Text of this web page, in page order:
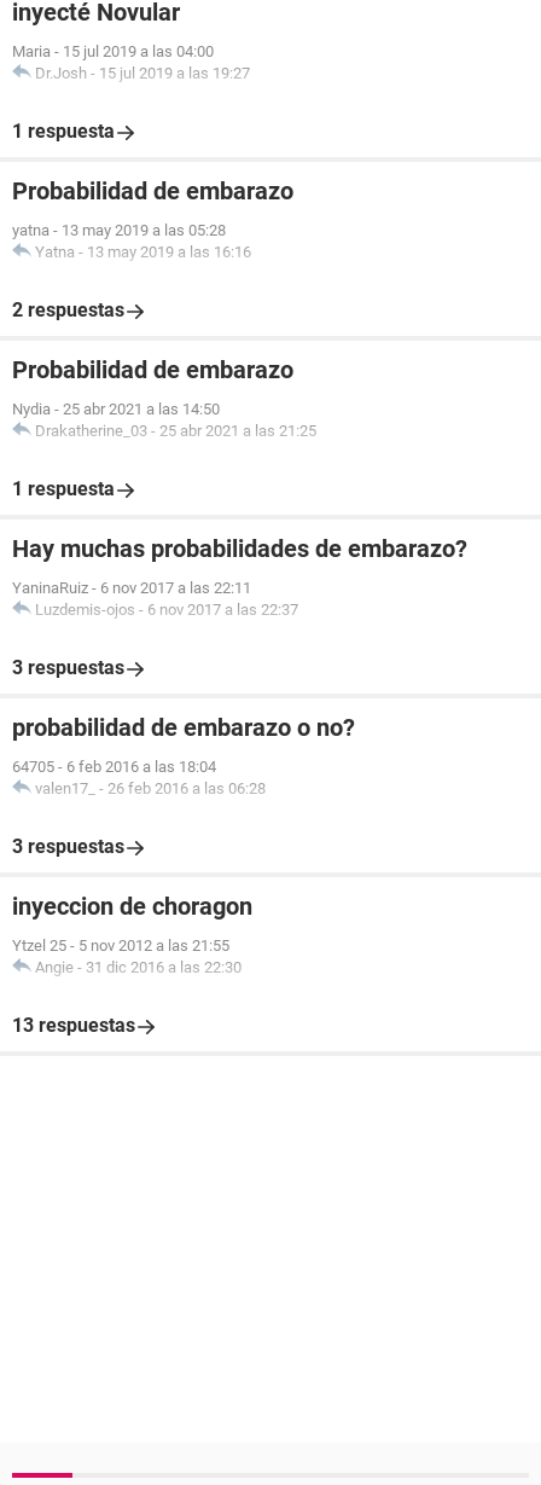
inyecté Novular
Maria - 15 jul 2019 a las 04:00
Dr.Josh - 15 jul 2019 a las 19:27
1 respuesta
Probabilidad de embarazo
yatna - 13 may 2019 a las 05:28
Yatna - 13 may 2019 a las 16:16
2 respuestas
Probabilidad de embarazo
Nydia - 25 abr 2021 a las 14:50
Drakatherine_03 - 25 abr 2021 a las 21:25
1 respuesta
Hay muchas probabilidades de embarazo?
YaninaRuiz - 6 nov 2017 a las 22:11
Luzdemis-ojos - 6 nov 2017 a las 22:37
3 respuestas
probabilidad de embarazo o no?
64705 - 6 feb 2016 a las 18:04
valen17_ - 26 feb 2016 a las 06:28
3 respuestas
inyeccion de choragon
Ytzel 25 - 5 nov 2012 a las 21:55
Angie - 31 dic 2016 a las 22:30
13 respuestas